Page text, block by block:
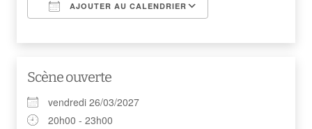
AJOUTER AU CALENDRIER
Scène ouverte
vendredi 26/03/2027
20h00 - 23h00